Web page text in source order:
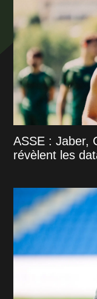
ASSE : Jaber,
révèlent les